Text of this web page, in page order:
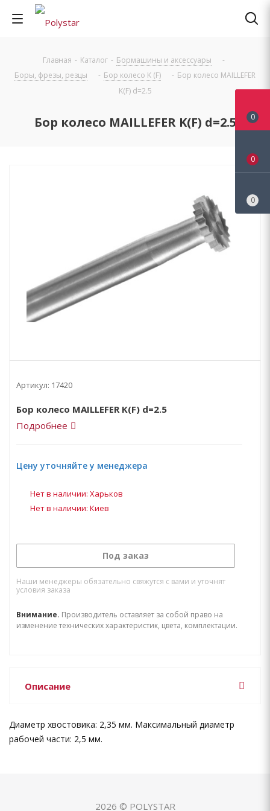
Главная - Каталог - Бормашины и аксессуары
-
Боры, фрезы, резцы
- Бор колесо K (F) - Бор колесо MAILLEFER
K(F) d=2.5
Бор колесо MAILLEFER K(F) d=2.5
Артикул: 17420
Бор колесо MAILLEFER K(F) d=2.5
Подробнее
Цену уточняйте у менеджера
Нет в наличии: Харьков
Нет в наличии: Киев
Под заказ
Наши менеджеры обязательно свяжутся с вами и уточнят
условия заказа
Внимание. Производитель оставляет за собой право на
изменение технических характеристик, цвета, комплектации.
Описание
Диаметр хвостовика: 2,35 мм. Максимальный диаметр
рабочей части: 2,5 мм.
2026 © POLYSTAR
0
0
0